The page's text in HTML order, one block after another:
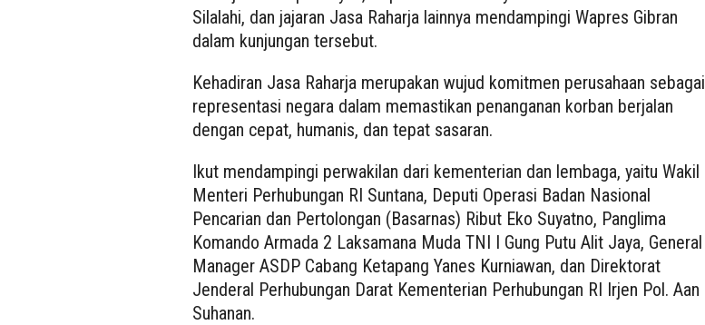
Silalahi, dan jajaran Jasa Raharja lainnya mendampingi Wapres Gibran
dalam kunjungan tersebut.
Kehadiran Jasa Raharja merupakan wujud komitmen perusahaan sebagai
representasi negara dalam memastikan penanganan korban berjalan
dengan cepat, humanis, dan tepat sasaran.
Ikut mendampingi perwakilan dari kementerian dan lembaga, yaitu Wakil
Menteri Perhubungan RI Suntana, Deputi Operasi Badan Nasional
Pencarian dan Pertolongan (Basarnas) Ribut Eko Suyatno, Panglima
Komando Armada 2 Laksamana Muda TNI I Gung Putu Alit Jaya, General
Manager ASDP Cabang Ketapang Yanes Kurniawan, dan Direktorat
Jenderal Perhubungan Darat Kementerian Perhubungan RI Irjen Pol. Aan
Suhanan.